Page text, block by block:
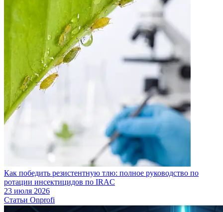
Как победить резистентную тлю: полное руководство по
ротации инсектицидов по IRAC
23 июля 2026
Статьи Onprofi